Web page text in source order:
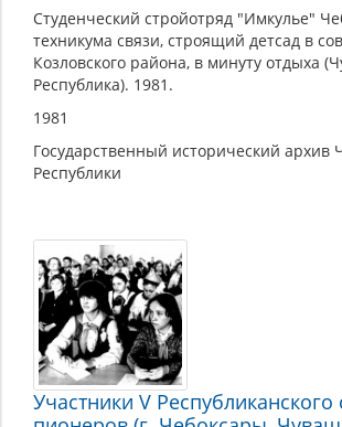
Студенческий стройотряд "Имкулье"
техникума связи, строящий детсад в
Козловского района, в минуту отдыха
Республика). 1981.
1981
Государственный исторический архив
Республики
Участники V Республиканского